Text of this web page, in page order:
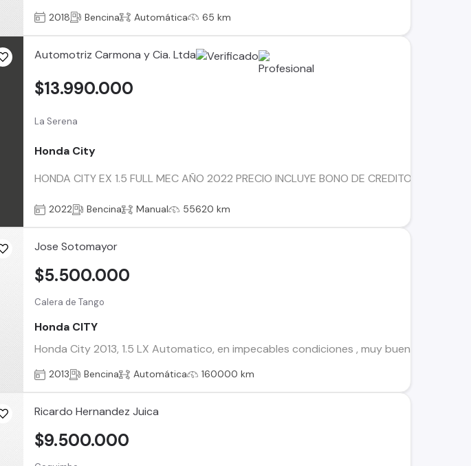
2018 Bencina Automática 65 km
Automotriz Carmona y Cia. Ltda
La Serena
Honda City
HONDA CITY EX 1.5 FULL MEC AÑO 2022 PRECIO INCLUYE BONO DE CREDITO ,
$13.990.000
2022 Bencina Manual 55620 km
Jose Sotomayor
Calera de Tango
Honda CITY
Honda City 2013, 1.5 LX Automatico, en impecables condiciones , muy buen estado,
$5.500.000
2013 Bencina Automática 160000 km
Ricardo Hernandez Juica
$9.500.000